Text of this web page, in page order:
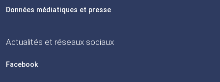
Données médiatiques et presse
Actualités et réseaux sociaux
Facebook